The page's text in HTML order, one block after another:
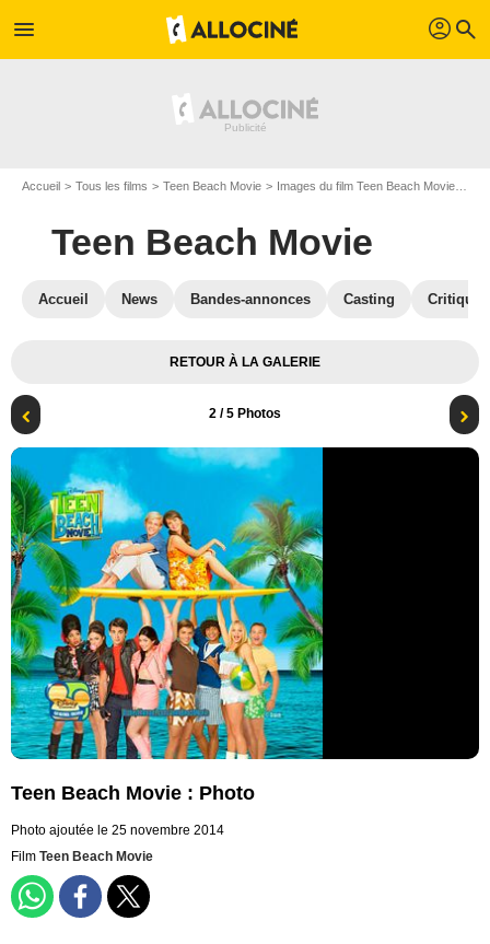
menu profil search
Accueil Tous les films Teen Beach Movie Images du film Teen Beach Movie
Teen Beach Movie
Accueil News Bandes-annonces Casting
RETOUR À LA GALERIE
2 / 5 Photos
Teen Beach Movie : Photo
Photo ajoutée le 25 novembre 2014
Film Teen Beach Movie